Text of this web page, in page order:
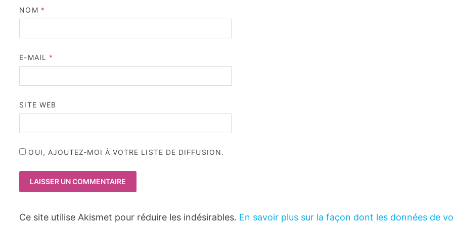
NOM *
E-MAIL *
SITE WEB
OUI, AJOUTEZ-MOI À VOTRE LISTE DE DIFFUSION.
Ce site utilise Akismet pour réduire les indésirables. En savoir plus sur la façon dont les données de